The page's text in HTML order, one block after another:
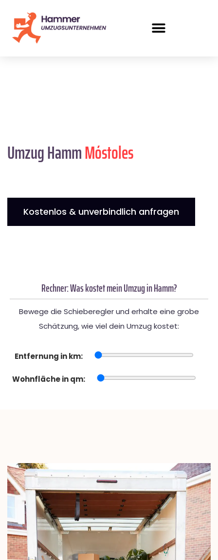
Umzug HammMóstoles
Kostenlos & unverbindlich anfragen
Rechner: Was kostet mein Umzug in Hamm?
Bewege die Schieberegler und erhalte eine grobe
Schätzung, wie viel dein Umzug kostet:
Entfernung in km:
Wohnfläche in qm: